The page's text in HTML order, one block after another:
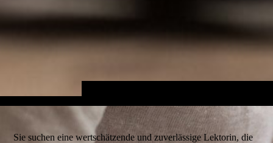
Sie suchen eine wertschätzende und zuverlässige Lektorin, die